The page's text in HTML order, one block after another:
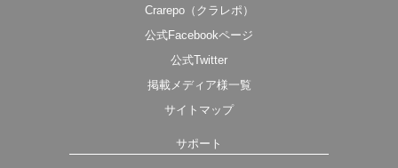
Crarepo（クラレポ）
公式Facebookページ
公式Twitter
掲載メディア様一覧
サイトマップ
サポート